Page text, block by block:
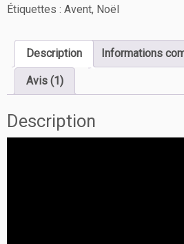
Étiquettes : Avent, Noël
Description Informations
Avis (1)
Description